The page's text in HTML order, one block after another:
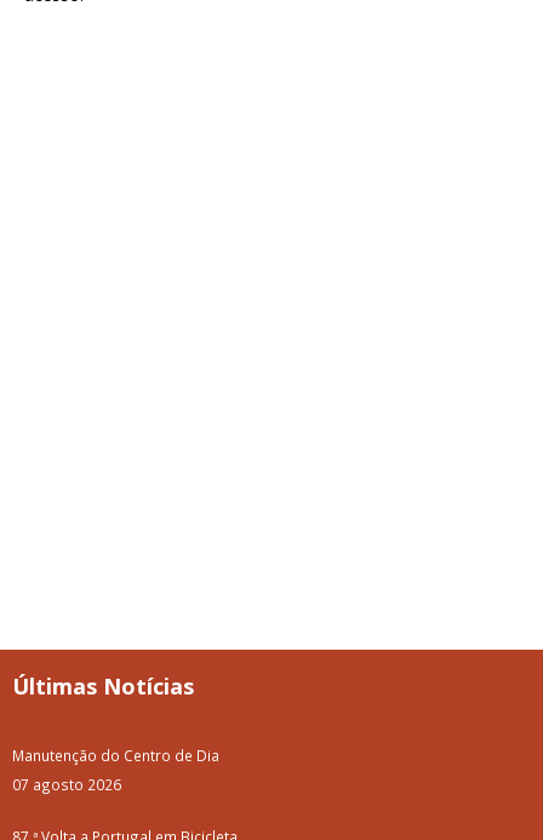
Últimas Notícias
Manutenção do Centro de Dia
07 agosto 2026